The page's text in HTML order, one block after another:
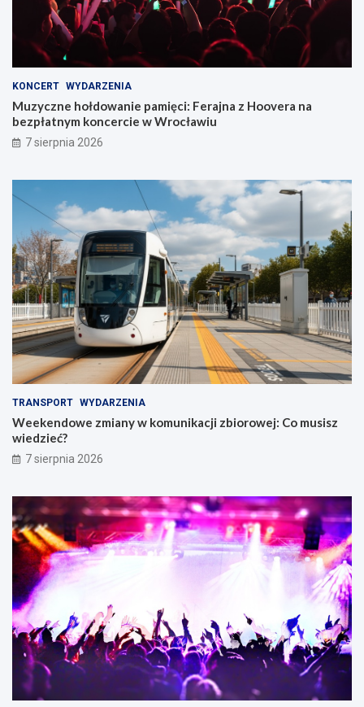
KONCERT WYDARZENIA
Muzyczne hołdowanie pamięci: Ferajna z Hoovera na
bezpłatnym koncercie w Wrocławiu
7 sierpnia 2026
TRANSPORT WYDARZENIA
Weekendowe zmiany w komunikacji zbiorowej: Co musisz
wiedzieć?
7 sierpnia 2026